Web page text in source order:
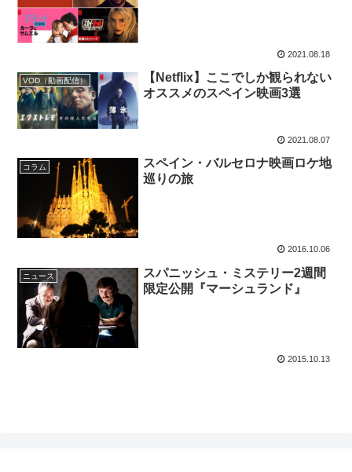
2021.08.18
VOD（動画配信）
【Netflix】ここでしか観られない
オススメのスペイン映画3選
2021.08.07
コラム
スペイン・バルセロナ映画ロケ地
巡りの旅
2016.10.06
ニュース
スパニッシュ・ミステリー2週間
限定公開『マーシュランド』
2015.10.13